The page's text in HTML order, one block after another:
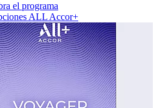
el programa
ALL Accor+